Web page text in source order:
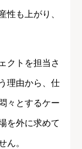
性も上がり、
クトを担当さ
理由から、仕
々とするケー
を外に求めて
ん。